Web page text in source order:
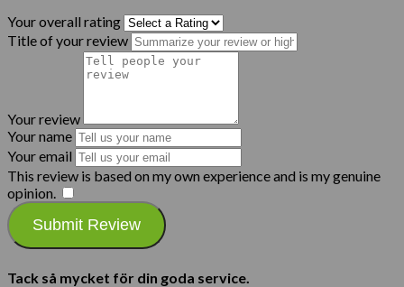
Your overall rating
Title of your review
Your review
Your name
Your email
This review is based on my own experience and is my genuine
opinion.
Submit Review
Tack så mycket för din goda service.